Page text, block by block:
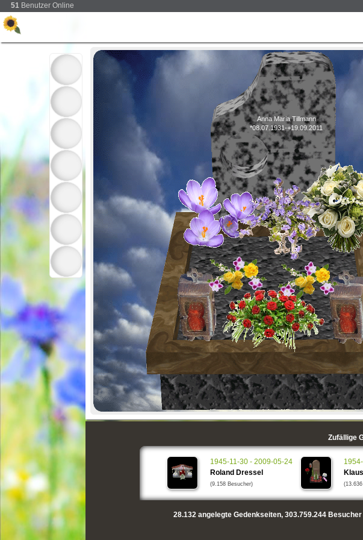
51 Benutzer Online
Anna Maria Tillmann
*08.07.1931-+19.09.2011
Zufällige
1945-11-30 - 2009-05-24
Roland Dressel
(9.158 Besucher)
28.132angelegte Gedenkseiten, 303.759.244Besucher